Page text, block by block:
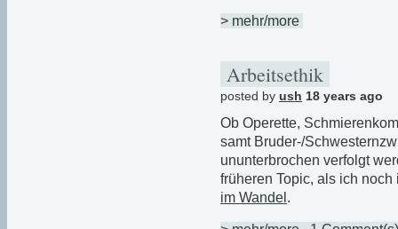
> mehr/more
Arbeitsethik
posted by ush 18 years ago
Ob Operette,
samt Bruder-/
ununterbrochen verfolgt
früheren Topic, als ich
im Wandel .